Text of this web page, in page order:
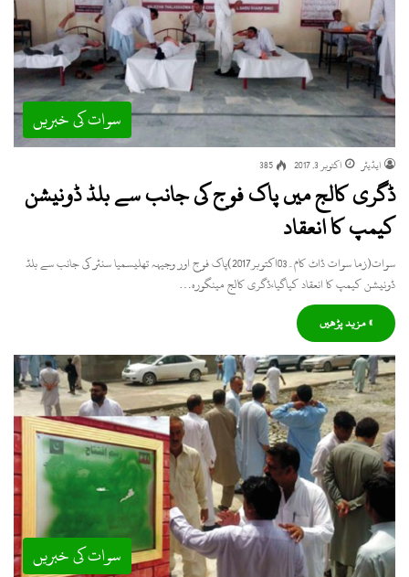
سوات کی خبریں
ایڈیٹر اکتوبر 3, 2017 385
ڈگری کالج میں پاک فوج کی جانب سے بلڈ ڈونیشن
کیمپ کا انعقاد
سوات(زما سوات ڈاٹ کام۔03اکتوبر2017)پاک فوج اور وجیہہ تھلیسمیا سنٹر کی جانب سے بلڈ
ڈونیشن کیمپ کا انعقاد کیاگیا،ڈگری کالج مینگورہ…
» مزید پڑھیں
سوات کی خبریں